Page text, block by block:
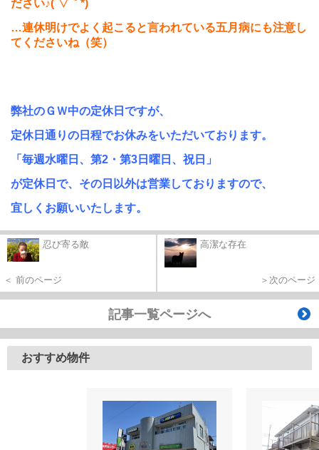
ださい♪(´▽｀ *)
…連休明けでよく起こると言われている五月病にも注意し
てくださいね（笑）
弊社のＧＷ中の定休日ですが、
定休日通りの日程でお休みをいただいております。
「毎週水曜日、第2・第3日曜日、祝日」
が定休日で、 その日以外は営業しておりますので、
宜しくお願いいたします。
忍び寄る敵
＜ 前のページ
高潔な存在
＞次のページ
記事一覧ページへ
おすすめ物件